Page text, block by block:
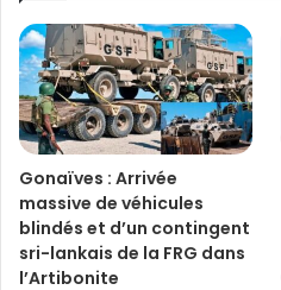
Gonaïves : Arrivée
massive de véhicules
blindés et d’un contingent
sri-lankais de la FRG dans
l’Artibonite